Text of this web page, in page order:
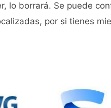
lo borrará. Se puede
por si tienes